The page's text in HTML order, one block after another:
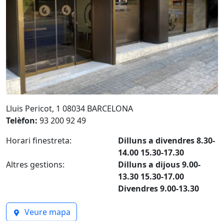
Lluis Pericot, 1 08034 BARCELONA
Telèfon: 93 200 92 49
Horari finestreta:
Dilluns a divendres 8.30-
14.00 15.30-17.30
Altres gestions:
Dilluns a dijous 9.00-
13.30 15.30-17.00
Divendres 9.00-13.30
Veure mapa